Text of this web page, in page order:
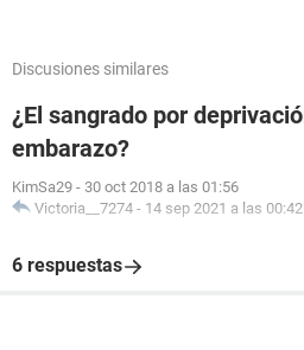
Discusiones similares
¿El sangrado por
embarazo?
KimSa29 - 30 oct 2018 a las 01:56
Victoria__7274 - 14 sep 2021 a las 00:42
6 respuestas